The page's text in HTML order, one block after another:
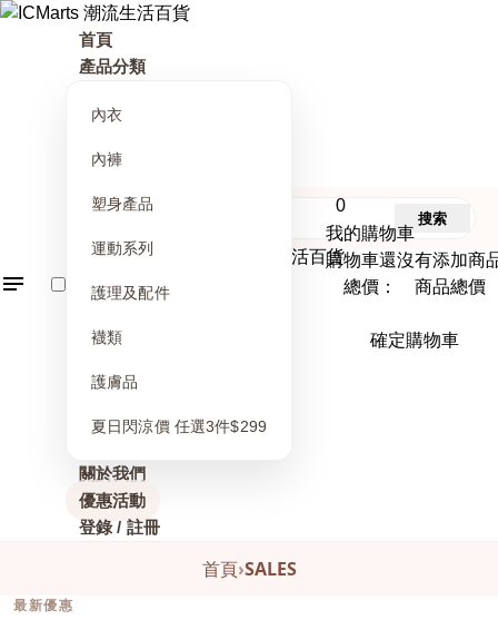
首頁
產品分類
內衣
內褲
塑身產品
運動系列
護理及配件
襪類
護膚品
夏日閃涼價 任選3件$299
關於我們
優惠活動
登錄 / 註冊
0
我的購物車
購物車還沒有添加商
總價： 商品總價
確定購物車
搜索
首頁›SALES
最新優惠